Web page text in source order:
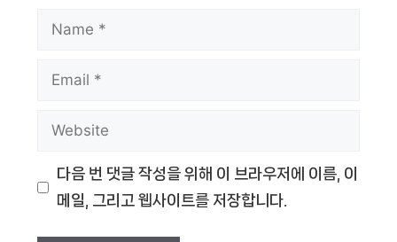
Name
Email
Website
다음 번 댓글 작성을 위해 이 브라우저에 이름, 이
메일, 그리고 웹사이트를 저장합니다.